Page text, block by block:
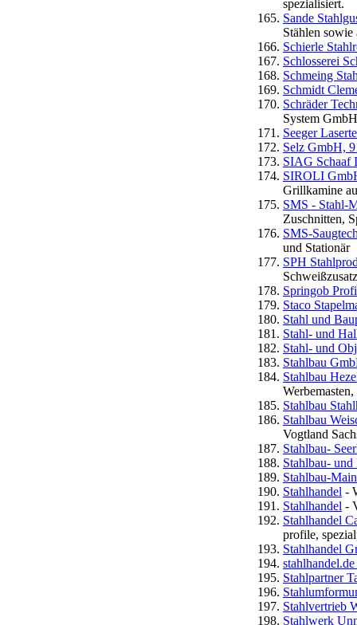
spezialisiert.
Sande
Stählen
Schierle
Schlosserei
Schmeing
Schmidt
Schräder
System
Seeger
Selz GmbH,
SIAG Schaaf
SIROLI
Grillkamine
SMS - Stahl-
Zuschnitten,
SMS-
und Stationär
SPH
Springob
Staco
Stahl und
Stahl- und
Stahl- und
Stahlbau
Stahlbau
Stahlbau
Stahlbau
Vogtland
Stahlbau-
Stahlbau-
Stahlbau-Main
Stahlhandel -
Stahlhandel -
Stahlhandel
profile,
Stahlhandel
Stahlpartner
Stahlvertrieb
Stahlwerk